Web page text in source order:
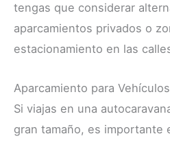
tengas que considerar
aparcamientos privados o
estacionamiento en las
Aparcamiento para
Si viajas en una
gran tamaño, es importante